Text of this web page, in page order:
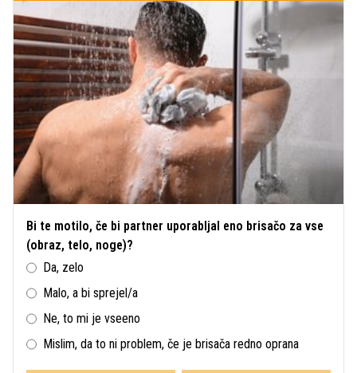
Bi te motilo, če bi partner uporabljal eno brisačo za vse
(obraz, telo, noge)?
Da, zelo
Malo, a bi sprejel/a
Ne, to mi je vseeno
Mislim, da to ni problem, če je brisača redno oprana